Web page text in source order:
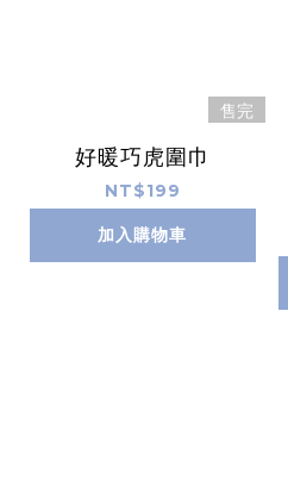
售完
好暖巧虎圍巾
NT$199
加入購物車